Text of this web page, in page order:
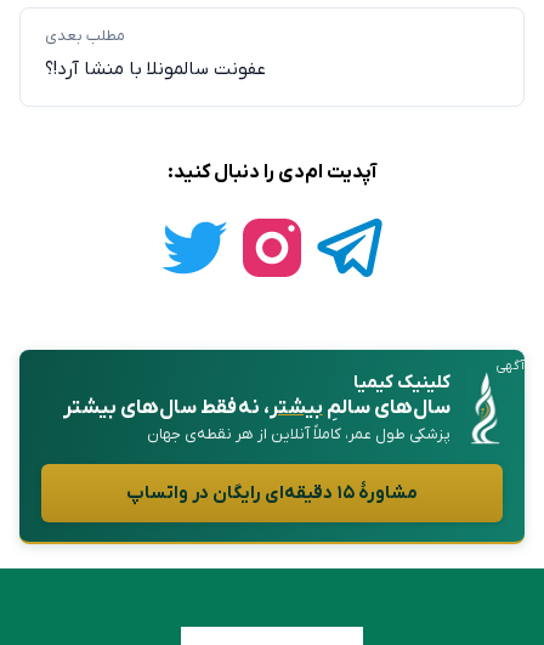
مطلب بعدی
عفونت سالمونلا با منشا آرد!؟
آپدیت ام‌دی را دنبال کنید:
آگهی
کلینیک کیمیا
سال‌های سالمِبیشتر، نه فقط سال‌های بیشتر
پزشکی طول عمر، کاملاً آنلاین از هر نقطه‌ی جهان
مشاورهٔ ۱۵ دقیقه‌ای رایگان در واتساپ